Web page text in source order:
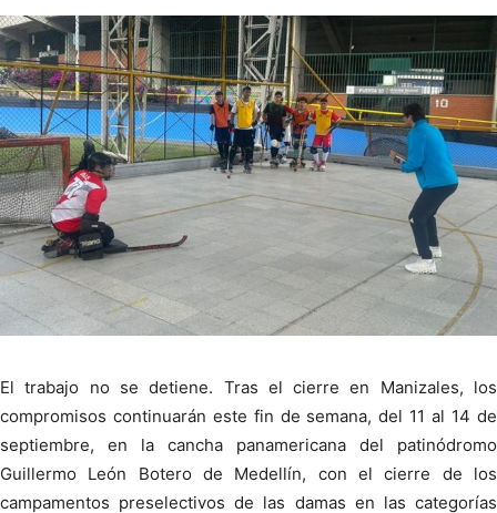
El trabajo no se detiene. Tras el cierre en Manizales, los
compromisos continuarán este fin de semana, del 11 al 14 de
septiembre, en la cancha panamericana del patinódromo
Guillermo León Botero de Medellín, con el cierre de los
campamentos preselectivos de las damas en las categorías